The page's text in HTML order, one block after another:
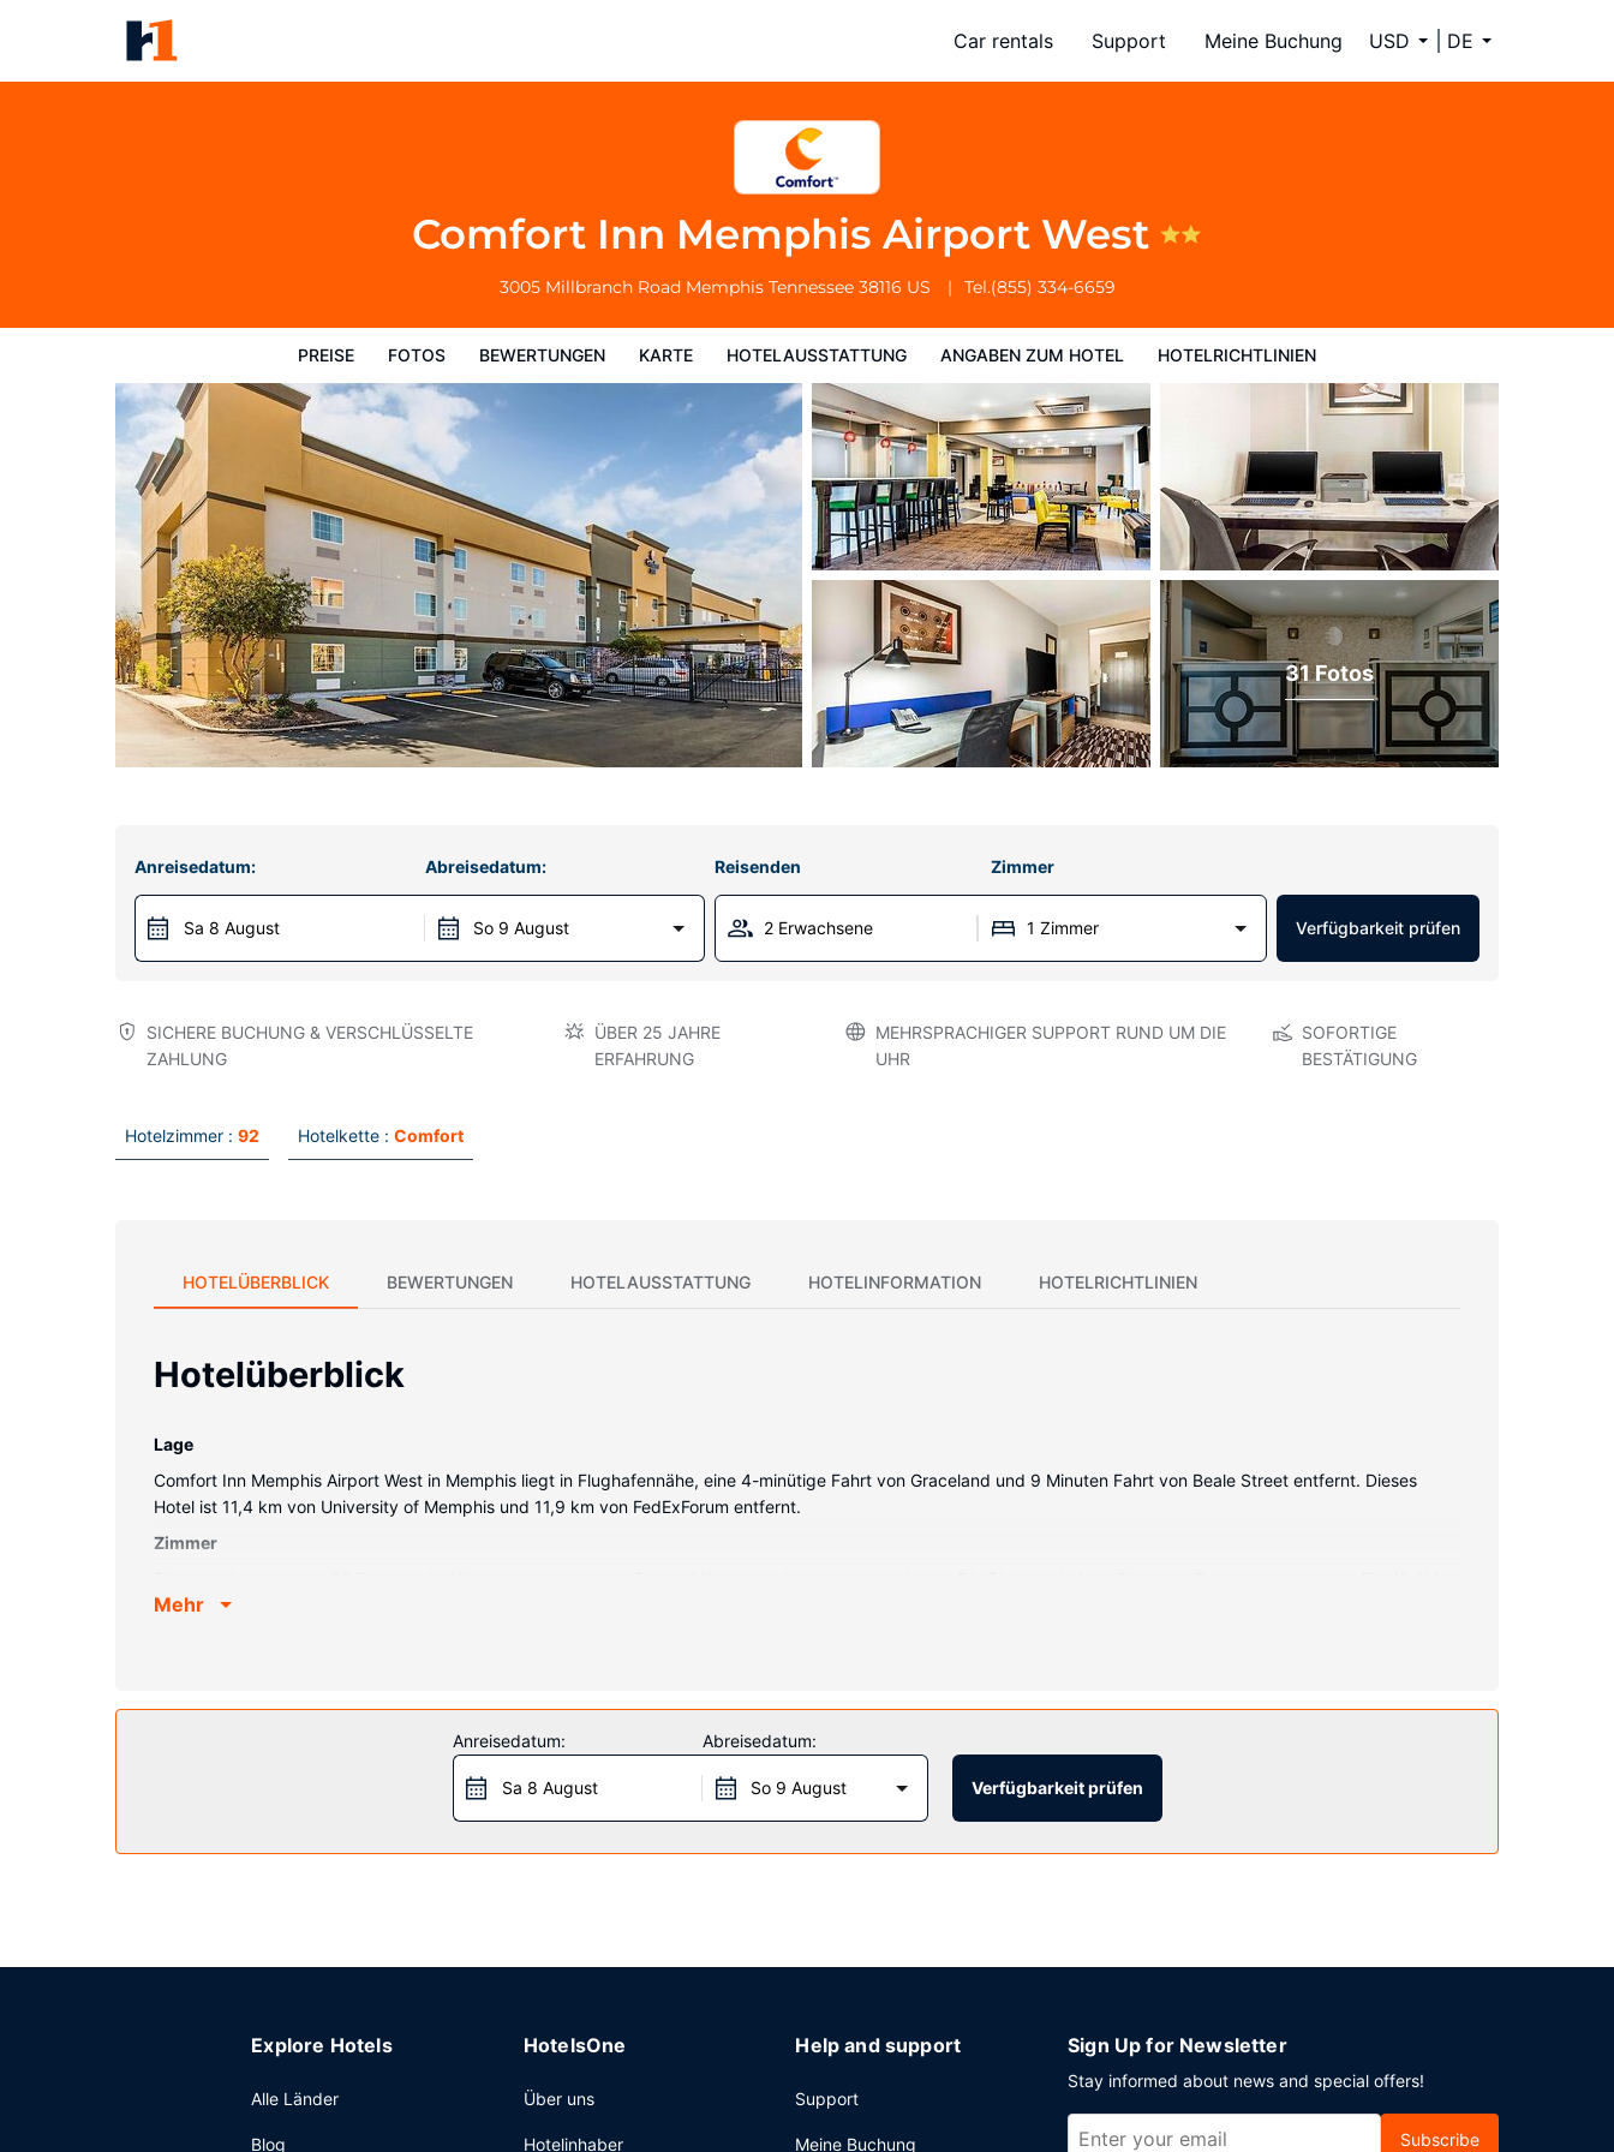
Car rentals Support Meine Buchung USD DE
Comfort Inn Memphis Airport West
3005 Millbranch Road Memphis Tennessee 38116 US Tel.(855) 334-6659
PREISE FOTOS BEWERTUNGEN KARTE HOTELAUSSTATTUNG ANGABEN ZUM HOTEL HOTELRICHTLINIEN
Hotelrichtlinien
31 Fotos
Anreisedatum:
Sa 8 August
Abreisedatum:
So 9 August
Reisenden Zimmer
2 Erwachsene 1 Zimmer Verfügbarkeit prüfen
SICHERE BUCHUNG & VERSCHLÜSSELTE
ZAHLUNG
ÜBER 25 JAHRE
ERFAHRUNG
MEHRSPRACHIGER SUPPORT RUND UM DIE
UHR
SOFORTIGE
BESTÄTIGUNG
Hotelzimmer : 92 Hotelkette : Comfort
HOTELÜBERBLICK BEWERTUNGEN HOTELAUSSTATTUNG HOTELINFORMATION HOTELRICHTLINIEN
Hotelüberblick
Lage
Comfort Inn Memphis Airport West in Memphis liegt in Flughafennähe, eine 4-minütige Fahrt von Graceland und 9 Minuten Fahrt von Beale Street entfernt. Dieses
Hotel ist 11,4 km von University of Memphis und 11,9 km von FedExForum entfernt.
Zimmer
Internetzugang (kostenlos) ist ebenso verfügbar wie Kabelempfang. Es gibt offene Badezimmer mit Duschwannen, die über Regenduschen und kostenlose
Ein inbegriffenes kontinentales Frühstück wird täglich angeboten.
Mehr
Anreisedatum:
Sa 8 August
Abreisedatum:
So 9 August Verfügbarkeit prüfen
Explore Hotels
Alle Länder
Blog
HotelsOne
Über uns
Hotelinhaber
Help and support
Support
Meine Buchung
Sign Up for Newsletter
Stay informed about news and special offers!
Subscribe